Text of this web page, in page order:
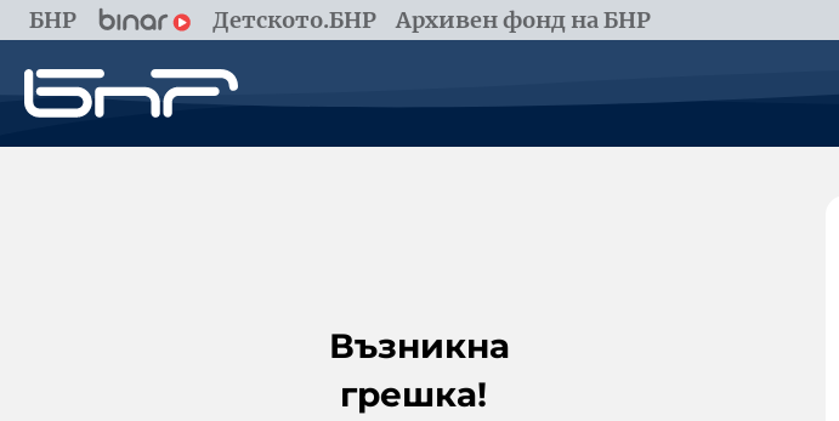
БНР Детското.БНР Архивен фонд на БНР
Възникна
грешка!